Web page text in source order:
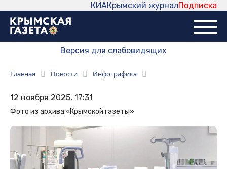
Подписка
Крымский журнал
КИА
Версия для слабовидящих
Главная Новости Инфографика
12 ноября 2025, 17:31
Фото из архива «Крымской газеты»